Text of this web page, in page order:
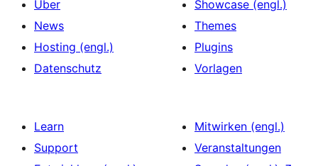
Über
News
Hosting (engl.)
Datenschutz
Showcase (engl.)
Themes
Plugins
Vorlagen
Learn
Support
Mitwirken (engl.)
Veranstaltungen